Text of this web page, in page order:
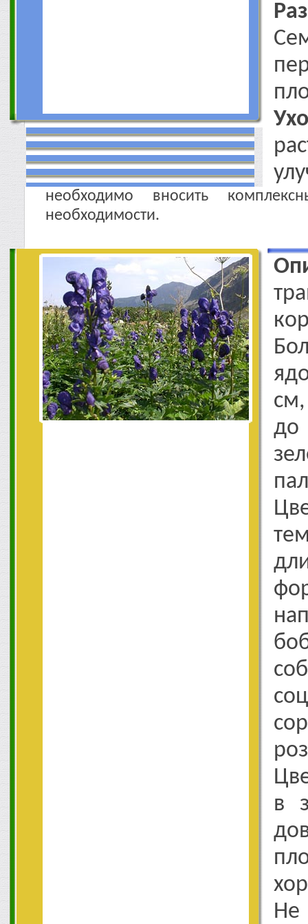
необходимо вносить
необходимости.
до
в